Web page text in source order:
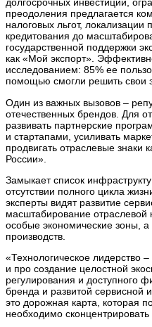
долгосрочных инвестиций,
преодоления предлагается
налоговых льгот, локализации
кредитования до
государственной поддержки
как «Мой экспорт».
исследованием: 85% ее
помощью смогли решить свои
Один из важных вызовов –
отечественных брендов. Для
развивать партнерские
и стартапами, усиливать
продвигать отраслевые знаки
России».
Замыкает список
отсутствии полного цикла
эксперты видят развитие
масштабирование отраслевой
особые экономические зоны,
производств.
«Технологическое лидерство
и про создание целостной
регулирования и доступного
бренда и развитой сервисной
это дорожная карта, которая
необходимо